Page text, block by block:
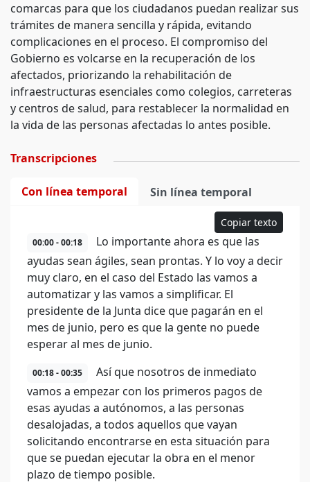
comarcas para que los ciudadanos puedan realizar sus
trámites de manera sencilla y rápida, evitando
complicaciones en el proceso. El compromiso del
Gobierno es volcarse en la recuperación de los
afectados, priorizando la rehabilitación de
infraestructuras esenciales como colegios, carreteras
y centros de salud, para restablecer la normalidad en
la vida de las personas afectadas lo antes posible.
Transcripciones
Con línea temporal Sin línea temporal
Copiar texto
00:00 - 00:18
Lo importante ahora es que las
ayudas sean ágiles, sean prontas. Y lo voy a decir
muy claro, en el caso del Estado las vamos a
automatizar y las vamos a simplificar. El
presidente de la Junta dice que pagarán en el
mes de junio, pero es que la gente no puede
esperar al mes de junio.
00:18 - 00:35
Así que nosotros de inmediato
vamos a empezar con los primeros pagos de
esas ayudas a autónomos, a las personas
desalojadas, a todos aquellos que vayan
solicitando encontrarse en esta situación para
que se puedan ejecutar la obra en el menor
plazo de tiempo posible.